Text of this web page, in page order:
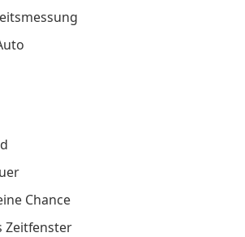
Chance
Zeitfenster